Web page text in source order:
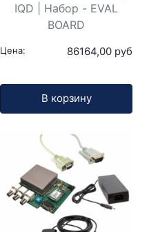
IQD | Набор - EVAL
BOARD
Цена: 86164,00 руб
В корзину